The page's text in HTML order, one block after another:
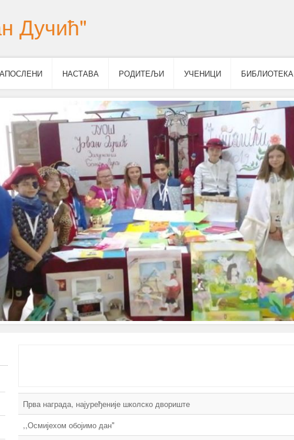
Дучић"
НАСТАВА РОДИТЕЉИ УЧЕНИЦИ БИБЛИОТЕКА
Прва награда, најуређеније школско двориште
,,Осмијехом обојимо дан"